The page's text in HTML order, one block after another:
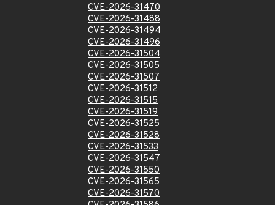
CVE-2026-31470
CVE-2026-31488
CVE-2026-31494
CVE-2026-31496
CVE-2026-31504
CVE-2026-31505
CVE-2026-31507
CVE-2026-31512
CVE-2026-31515
CVE-2026-31519
CVE-2026-31525
CVE-2026-31528
CVE-2026-31533
CVE-2026-31547
CVE-2026-31550
CVE-2026-31565
CVE-2026-31570